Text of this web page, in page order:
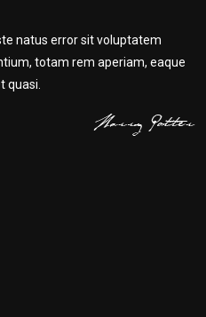
natus error sit voluptatem
totam rem aperiam, eaque
quasi.